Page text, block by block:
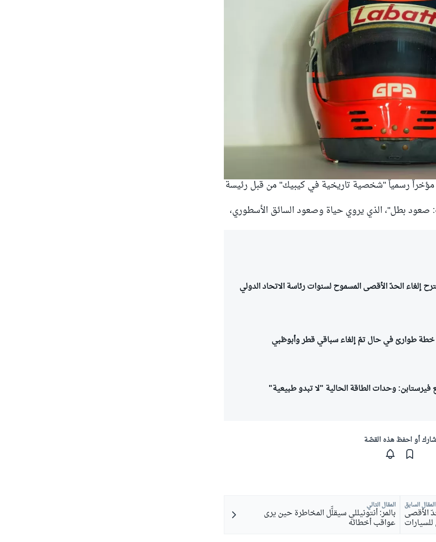
رسمياً "شخصية تاريخية في كيبيك" من قبل رئيسة
صعود بطل"، الذي يروي حياة وصعود السائق الأسطوري،
إلغاء الحدّ الأقصى المسموح لسنوات رئاسة الاتحاد الدولي
خطة طوارئ في حال تمّ إلغاء سباقي قطر وأبوظبي
وحدات الطاقة الحالية "لا تبدو طبيعية"
شارك أو احفظ هذه القصّة
المقال السابق
الأقصى
المقال التالي
بالمر: أنتونيللي سيقلّّل المخاطرة حين يرى
عواقب أخطائه